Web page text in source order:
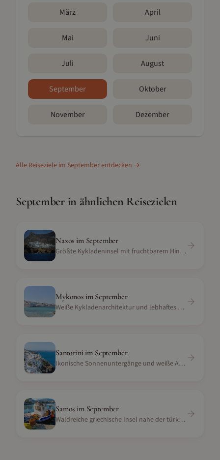
März April
Mai Juni
Juli August
September Oktober
November Dezember
Alle Reiseziele im Septemberentdecken →
Septemberin ähnlichen Reisezielen
Naxos im September
Größte Kykladeninsel mit fruchtbarem Hinterland und Stränden
Mykonosim September
Weiße Kykladenarchitektur und lebhaftes Nachtleben
Santoriniim September
Ikonische Sonnenuntergänge und weiße Architektur
Samos im September
Waldreiche griechische Insel nahe der türkischen Küste